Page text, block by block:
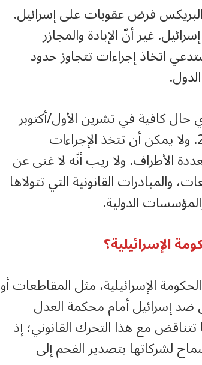
فرض عقوبات على إسرائيل.
غير أنّ الإبادة والمجازر
اتخاذ إجراءات تتجاوز حدود
كافية في تشرين الأول/أكتوبر
2024 في خلال قمة قازان، فكيف بها في العام 2025. ولا يمكن أن تتخذ الإجراءات
الأطراف. ولا ريب أنّه لا غنى عن
والمبادرات القانونية التي تتولاها
الدولية.
الإسرائيلية؟
الإسرائيلية، مثل المقاطعات أو
إسرائيل أمام محكمة العدل
مع هذا التحرك القانوني؛ إذ
لشركاتها بتصدير الفحم إلى